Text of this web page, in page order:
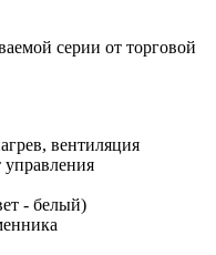
серии от торговой
вентиляция
управления
- белый)